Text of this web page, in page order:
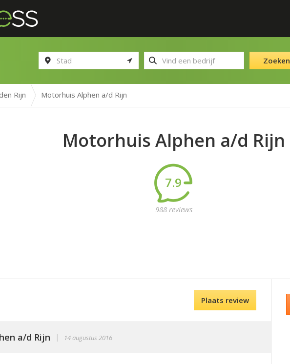
Zoeken
Rijn Motorhuis Alphen a/d Rijn
Motorhuis Alphen a/d Rijn
7.9
988 reviews
Plaats review
a/d Rijn | 14 augustus 2016